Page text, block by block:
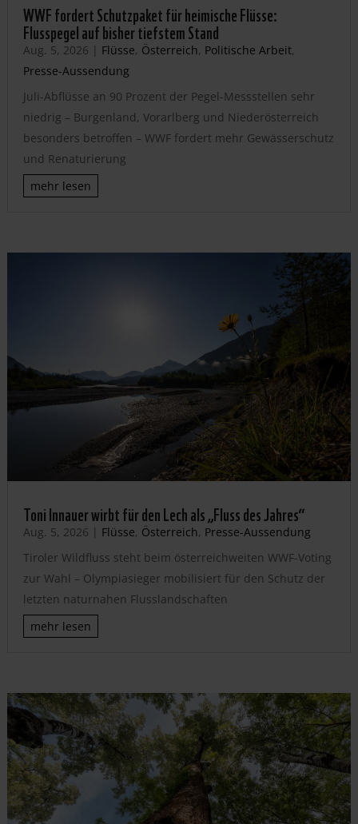
WWF fordert Schutzpaket für heimische Flüsse:
Flusspegel auf bisher tiefstem Stand
Aug. 5, 2026 | Flüsse, Österreich, Politische Arbeit,
Presse-Aussendung
Juli-Abflüsse an 90 Prozent der Pegel-Messstellen sehr
niedrig – Burgenland, Vorarlberg und Niederösterreich
besonders betroffen – WWF fordert mehr Gewässerschutz
und Renaturierung
mehr lesen
Toni Innauer wirbt für den Lech als „Fluss des Jahres“
Aug. 5, 2026 | Flüsse, Österreich, Presse-Aussendung
Tiroler Wildfluss steht beim österreichweiten WWF-Voting
zur Wahl – Olympiasieger mobilisiert für den Schutz der
letzten naturnahen Flusslandschaften
mehr lesen